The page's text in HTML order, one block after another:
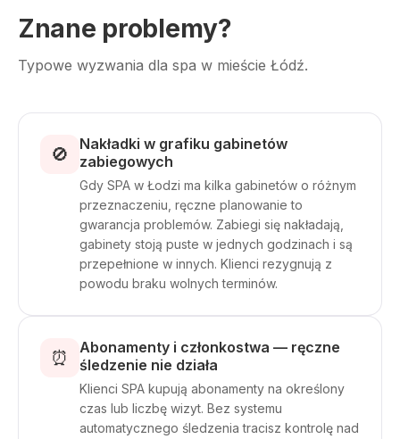
Znane problemy?
Typowe wyzwania dla spa w mieście Łódź.
🚫
Nakładki w grafiku gabinetów
zabiegowych
Gdy SPA w Łodzi ma kilka gabinetów o różnym
przeznaczeniu, ręczne planowanie to
gwarancja problemów. Zabiegi się nakładają,
gabinety stoją puste w jednych godzinach i są
przepełnione w innych. Klienci rezygnują z
powodu braku wolnych terminów.
⏰
Abonamenty i członkostwa — ręczne
śledzenie nie działa
Klienci SPA kupują abonamenty na określony
czas lub liczbę wizyt. Bez systemu
automatycznego śledzenia tracisz kontrolę nad